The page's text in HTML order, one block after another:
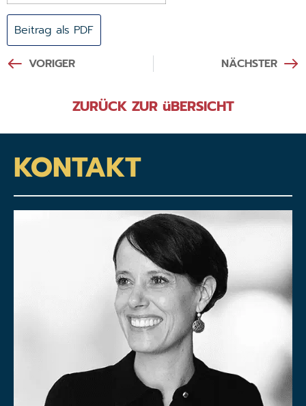
Beitrag als PDF
VORIGER NÄCHSTER
ZURÜCK ZUR üBERSICHT
KONTAKT